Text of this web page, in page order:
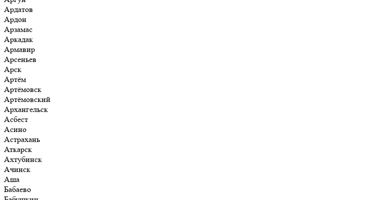
Ардатов
Ардон
Арзамас
Аркадак
Армавир
Арсеньев
Арск
Артём
Артёмовск
Артёмовский
Архангельск
Асбест
Асино
Астрахань
Аткарск
Ахтубинск
Ачинск
Аша
Бабаево